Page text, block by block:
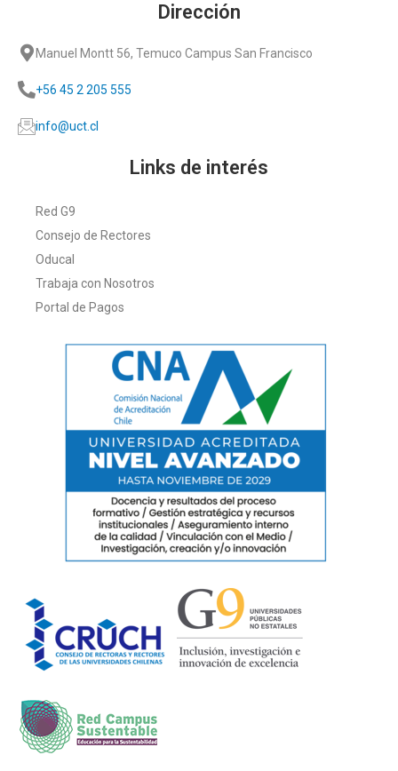
Dirección
Manuel Montt 56, Temuco Campus San Francisco
+56 45 2 205 555
info@uct.cl
Links de interés
Red G9
Consejo de Rectores
Oducal
Trabaja con Nosotros
Portal de Pagos